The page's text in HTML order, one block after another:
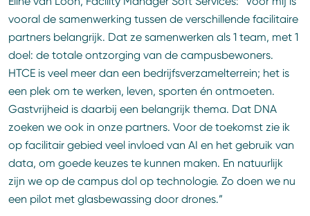
vooral de samenwerking tussen de verschillende facilitaire
partners belangrijk. Dat ze samenwerken als 1 team, met 1
doel: de totale ontzorging van de campusbewoners.
HTCE is veel meer dan een bedrijfsverzamelterrein; het is
een plek om te werken, leven, sporten én ontmoeten.
Gastvrijheid is daarbij een belangrijk thema. Dat DNA
zoeken we ook in onze partners. Voor de toekomst zie ik
op facilitair gebied veel invloed van AI en het gebruik van
data, om goede keuzes te kunnen maken. En natuurlijk
zijn we op de campus dol op technologie. Zo doen we nu
een pilot met glasbewassing door drones.”